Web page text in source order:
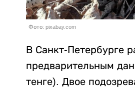
Фото: pixabay.com
В Санкт-Петербурге
предварительным
тенге). Двое